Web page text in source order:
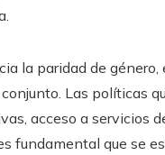
la paridad de
Las políticas
acceso a servicios
fundamental que se